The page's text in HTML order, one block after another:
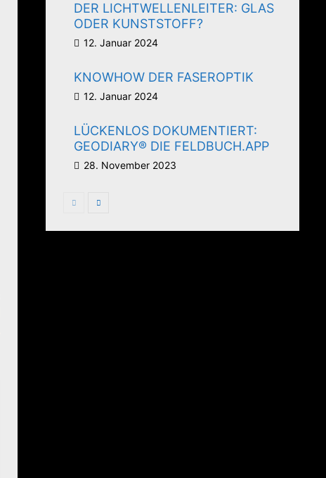
DER LICHTWELLENLEITER: GLAS
ODER KUNSTSTOFF?
12. Januar 2024
KNOWHOW DER FASEROPTIK
12. Januar 2024
LÜCKENLOS DOKUMENTIERT:
GEODIARY® DIE FELDBUCH.APP
28. November 2023